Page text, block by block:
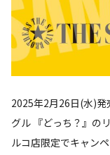
2025年2月26日(水)発
グル 『どっち？』の
ルコ店限定でキャン